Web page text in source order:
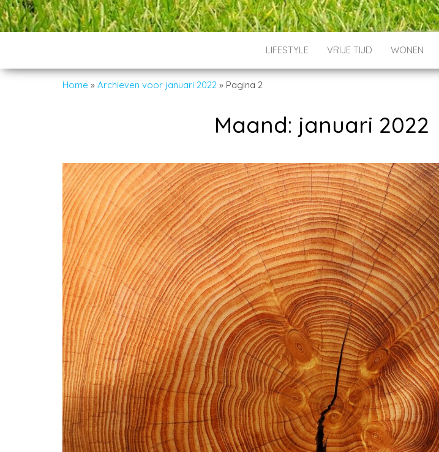
LIFESTYLE VRIJE TIJD WONEN
Home » Archieven voor januari 2022 » Pagina 2
Maand: januari 2022